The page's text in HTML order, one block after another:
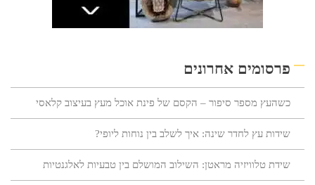
פרסומים אחרונים
כשהעץ מספר סיפור – הקסם של פינת אוכל מעץ בעיצוב קלאסי
שידות עץ לחדר שינה: איך לשלב בין נוחות ליופי?
שידת טלוויזיה מראטן: השילוב המושלם בין טבעיות לאלגנטיות